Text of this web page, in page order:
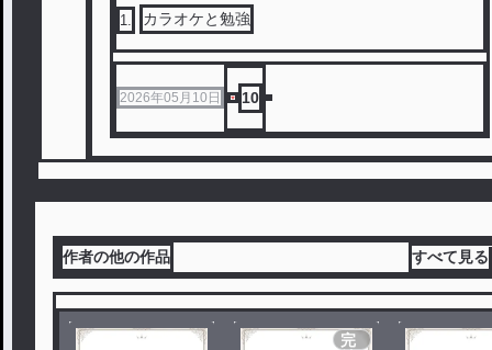
1 カラオケと勉強
2026年05月10日 10
作者の他の作品 すべて見る
完